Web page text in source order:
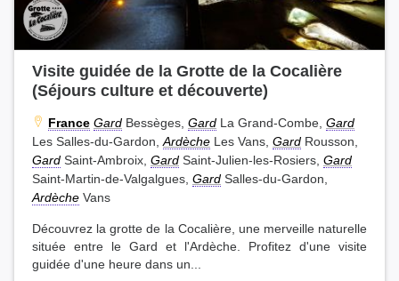
Visite guidée de la Grotte de la Cocalière
(Séjours culture et découverte)
France Gard Bessèges, Gard La Grand-Combe, Gard
Les Salles-du-Gardon, Ardèche Les Vans, Gard Rousson,
Gard Saint-Ambroix, Gard Saint-Julien-les-Rosiers, Gard
Saint-Martin-de-Valgalgues, Gard Salles-du-Gardon,
Ardèche Vans
Découvrez la grotte de la Cocalière, une merveille naturelle
située entre le Gard et l'Ardèche. Profitez d'une visite
guidée d'une heure dans un...